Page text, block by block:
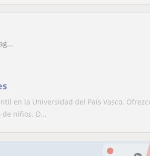
en la Universidad del País Vasco.
niños. D...